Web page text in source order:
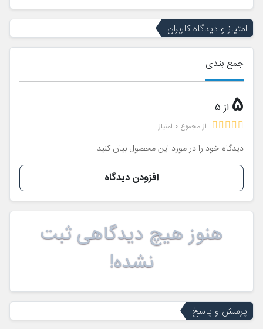
امتیاز و دیدگاه کاربران
جمع بندی
5 از 5
از مجموع 0 امتیاز
دیدگاه خود را در مورد این محصول بیان کنید
افزودن دیدگاه
هنوز هیچ دیدگاهی ثبت
نشده!
پرسش و پاسخ